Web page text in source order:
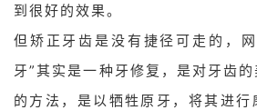
到很好的效果。
但矫正牙齿是没有捷径可走的，
牙”其实是一种牙修复，是对牙齿
的方法，是以牺牲原牙，将其进行